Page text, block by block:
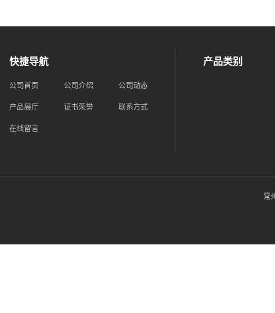
快捷导航
公司首页 公司介绍 公司动态
产品展厅 证书荣誉 联系方式
在线留言
产品类别
常